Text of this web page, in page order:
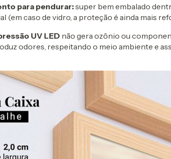
para pendurar:super bem embalado
(em caso de vidro, a proteção é ainda mais
UV LED não gera ozônio ou
odores, respeitando o meio ambiente e